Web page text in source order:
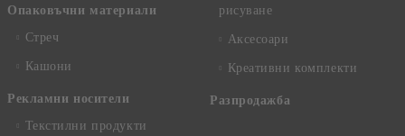
Опаковъчни материали
Стреч
Кашони
Рекламни носители
Текстилни продукти
рисуване
Аксесоари
Креативни комплекти
Разпродажба